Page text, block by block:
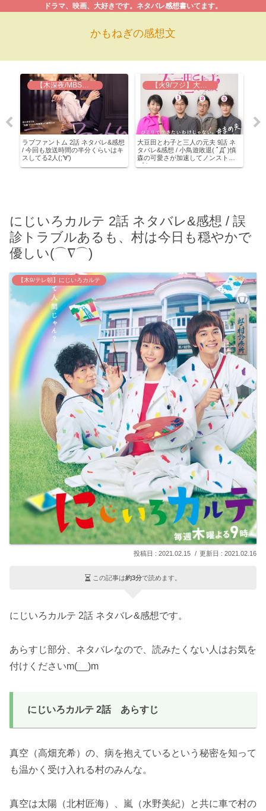
かもねぎの感想文
ドラマ、映画、大好きです。ネタバレ感想書いてます。
【木深夜/MBS】ラブファントム
ラブファントム 2話 ネタバレ&感想
/ 今回も放送時間の半分くらいはキ
スしてる2人(;’∀’)
【火9/フジ】大豆田とわ子と三人の元夫
大豆田とわ子と三人の元夫 9話 ネ
タバレ&感想 / 小鳥遊敗退( ﾟДﾟ)慎
森の可愛さが加速してノンストッ
プ！
にじいろカルテ 2話 ネタバレ&感想 / 誤
診トラブルあるも、村は今日も穏やかで
優しい(⌒∇⌒)
【木9/テレ朝】にじいろカルテ
2021.02.15 2021.02.16
この記事は約3分で読めます。
にじいろカルテ 2話 ネタバレ&感想です。
あらすじ部分、ネタバレなので、読みたくない人はお気を
付けくださいm(__)m
にじいろカルテ 2話 あらすじ
真空（高畑充希）の、病を抱えているという秘密を知って
も温かく受け入れる村のみんな。
真空は太陽（北村匠海）、嵐（水野美紀）と共に車で村の